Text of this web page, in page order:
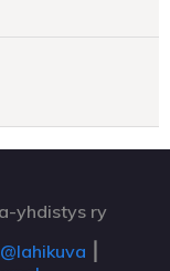
yhdistys ry
@lahikuva